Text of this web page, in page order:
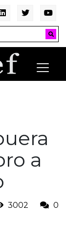
a
3002 0